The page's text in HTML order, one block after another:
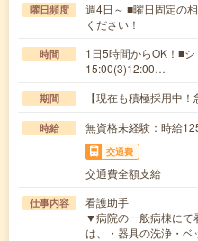
曜日頻度
週4日～ ■曜日固定の
ください！
時間
1日5時間からOK！■
15:00(3)12:00…
期間 【現在も積極採用中
時給 無資格未経験：時給
交通費
交通費全額支給
仕事内容
看護助手
▼病院の一般病棟にて
は、・器具の洗浄・